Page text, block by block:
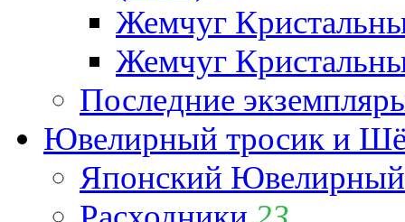
Жемчуг
Жемчуг
Последние
Ювелирный тросик и
Японский